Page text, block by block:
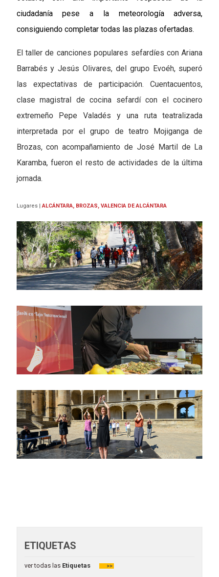
ciudadanía pese a la meteorología adversa,
consiguiendo completar todas las plazas ofertadas.
El taller de canciones populares sefardíes con Ariana
Barrabés y Jesús Olivares, del grupo Evoéh, superó
las expectativas de participación. Cuentacuentos,
clase magistral de cocina sefardí con el cocinero
extremeño Pepe Valadés y una ruta teatralizada
interpretada por el grupo de teatro Mojiganga de
Brozas, con acompañamiento de José Martil de La
Karamba, fueron el resto de actividades de la última
jornada.
Lugares |ALCÁNTARA, BROZAS, VALENCIA DE ALCÁNTARA
ETIQUETAS
ver todas las Etiquetas >>